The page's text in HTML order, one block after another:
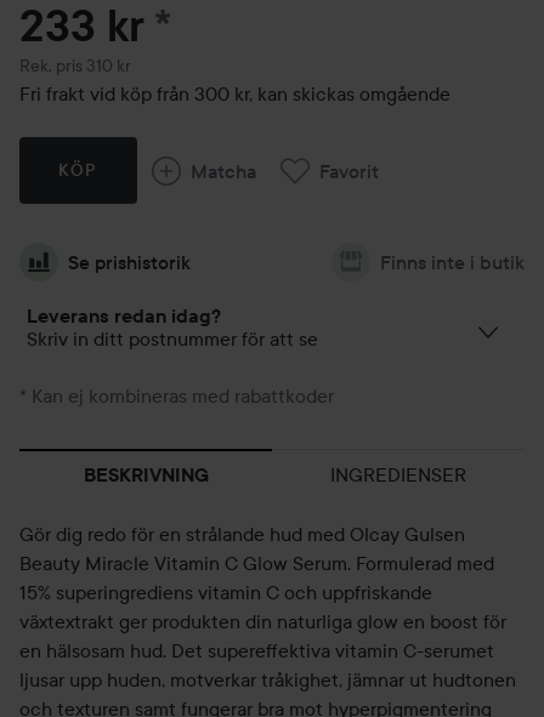
233 kr *
Rek. pris 310 kr
Rekommenderat pris 310 kr
Fri frakt vid köp från 300 kr, kan skickas omgående
KÖP Matcha Favorit
Se prishistorik Finns inte i butik
Leverans redan idag?
Skriv in ditt postnummer för att se
* Kan ej kombineras med rabattkoder
BESKRIVNING INGREDIENSER
Gör dig redo för en strålande hud med Olcay Gulsen
Beauty Miracle Vitamin C Glow Serum. Formulerad med
15% superingrediens vitamin C och uppfriskande
växtextrakt ger produkten din naturliga glow en boost för
en hälsosam hud. Det supereffektiva vitamin C-serumet
ljusar upp huden, motverkar tråkighet, jämnar ut hudtonen
och texturen samt fungerar bra mot hyperpigmentering